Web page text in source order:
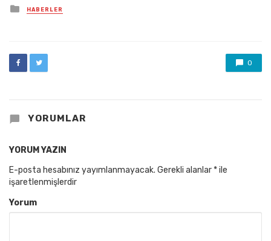
Posted
in
HABERLER
0
YORUMLAR
YORUM YAZIN
E-posta hesabınız yayımlanmayacak. Gerekli alanlar *ile
işaretlenmişlerdir
Yorum